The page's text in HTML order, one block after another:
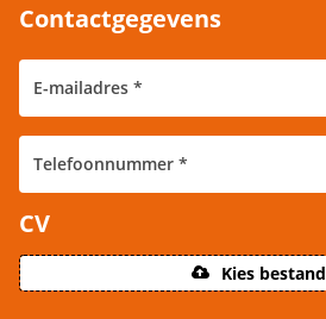
Contactgegevens
CV
Kies bestand